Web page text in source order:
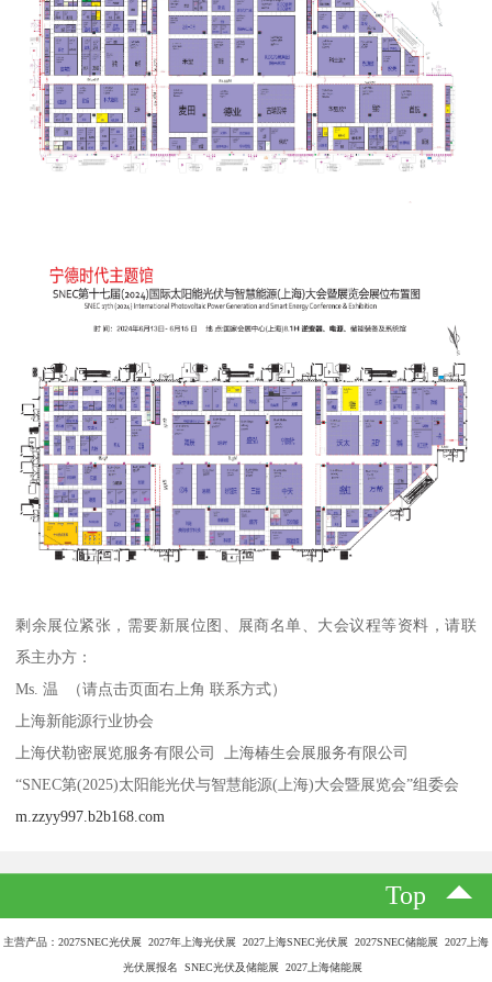
剩余展位紧张，需要新展位图、展商名单、大会议程等资料，请联
系主办方：
Ms. 温 （请点击页面右上角 联系方式）
上海新能源行业协会
上海伏勒密展览服务有限公司 上海椿生会展服务有限公司
“SNEC第(2025)太阳能光伏与智慧能源(上海)大会暨展览会”组委会
m.zzyy997.b2b168.com
Top
主营产品：2027SNEC光伏展 2027年上海光伏展 2027上海SNEC光伏展 2027SNEC储能展 2027上海
光伏展报名 SNEC光伏及储能展 2027上海储能展